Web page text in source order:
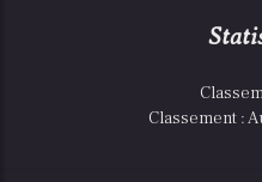
Classement :